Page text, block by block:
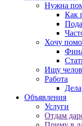
Нужна
Как
Хочу
Ищу
Работа
Дела
Объявления
Услуги
Отдам